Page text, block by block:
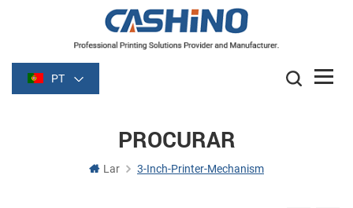
PT
PROCURAR
Lar 3-Inch-Printer-Mechanism